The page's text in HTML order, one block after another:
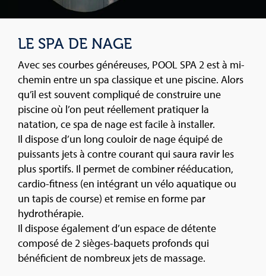
LE SPA DE NAGE
Avec ses courbes généreuses, POOL SPA 2 est à mi-
chemin entre un spa classique et une piscine. Alors
qu’il est souvent compliqué de construire une
piscine où l’on peut réellement pratiquer la
natation, ce spa de nage est facile à installer.
Il dispose d’un long couloir de nage équipé de
puissants jets à contre courant qui saura ravir les
plus sportifs. Il permet de combiner rééducation,
cardio-fitness (en intégrant un vélo aquatique ou
un tapis de course) et remise en forme par
hydrothérapie.
Il dispose également d’un espace de détente
composé de 2 sièges-baquets profonds qui
bénéficient de nombreux jets de massage.